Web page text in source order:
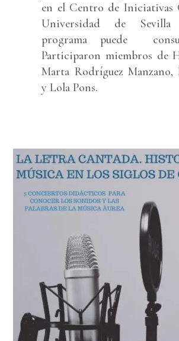
en el Centro de Iniciativas
Universidad de
programa puede
Participaron miembros de
Marta Rodríguez
y Lola Pons.